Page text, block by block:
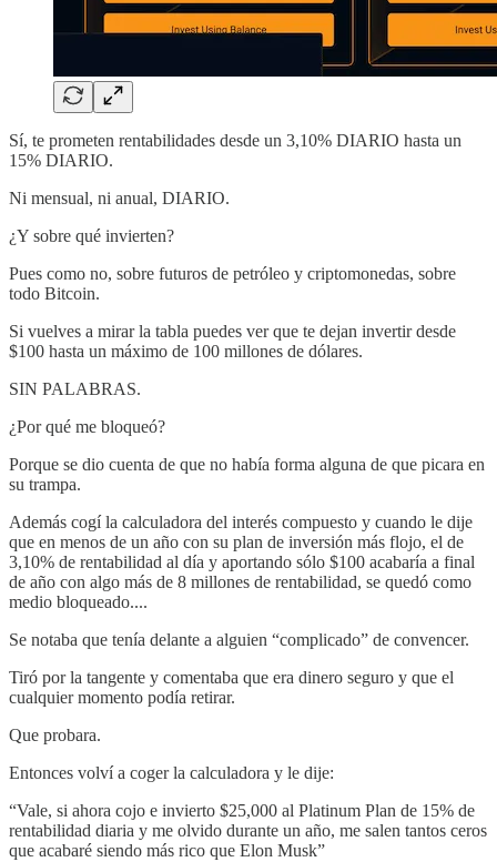
Sí, te prometen rentabilidades desde un 3,10% DIARIO hasta un
15% DIARIO.
Ni mensual, ni anual, DIARIO.
¿Y sobre qué invierten?
Pues como no, sobre futuros de petróleo y criptomonedas, sobre
todo Bitcoin.
Si vuelves a mirar la tabla puedes ver que te dejan invertir desde
$100 hasta un máximo de 100 millones de dólares.
SIN PALABRAS.
¿Por qué me bloqueó?
Porque se dio cuenta de que no había forma alguna de que picara en
su trampa.
Además cogí la calculadora del interés compuesto y cuando le dije
que en menos de un año con su plan de inversión más flojo, el de
3,10% de rentabilidad al día y aportando sólo $100 acabaría a final
de año con algo más de 8 millones de rentabilidad, se quedó como
medio bloqueado....
Se notaba que tenía delante a alguien “complicado” de convencer.
Tiró por la tangente y comentaba que era dinero seguro y que el
cualquier momento podía retirar.
Que probara.
Entonces volví a coger la calculadora y le dije:
“Vale, si ahora cojo e invierto $25,000 al Platinum Plan de 15% de
rentabilidad diaria y me olvido durante un año, me salen tantos ceros
que acabaré siendo más rico que Elon Musk”